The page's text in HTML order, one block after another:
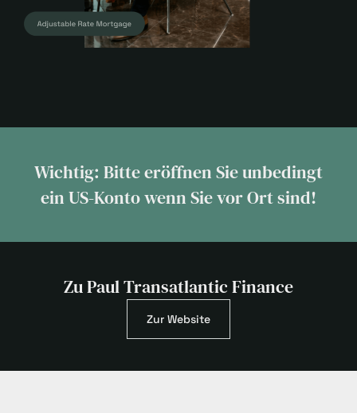
Wichtig: Bitte eröffnen Sie unbedingt
ein US-Konto wenn Sie vor Ort sind!
Zu Paul Transatlantic Finance
Zur Website